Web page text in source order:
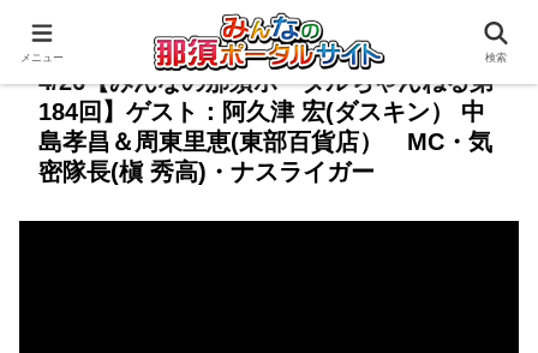
4/26【みんなの那須ポータルちゃんねる第
184回】ゲスト：阿久津 宏(ダスキン） 中
島孝昌＆周東里恵(東部百貨店） MC・気
密隊長(槇 秀高)・ナスライガー
メニュー 検索